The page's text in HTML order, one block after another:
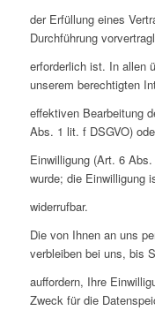
der Erfüllung eines
Durchführung
erforderlich ist. In allen
unserem berechtigten
effektiven Bearbeitung
Abs. 1 lit. f DSGVO)
Einwilligung (Art. 6
wurde; die Einwilligung
widerrufbar.
Die von Ihnen an uns
verbleiben bei uns, bis
auffordern, Ihre
Zweck für die